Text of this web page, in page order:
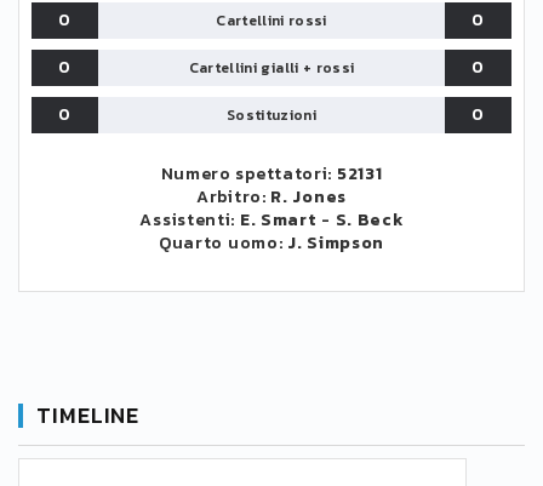
0
Cartellini rossi
0
0
Cartellini gialli + rossi
0
0
Sostituzioni 0
Numero spettatori: 52131
Arbitro: R. Jones
Assistenti: E. Smart - S. Beck
Quarto uomo: J. Simpson
TIMELINE